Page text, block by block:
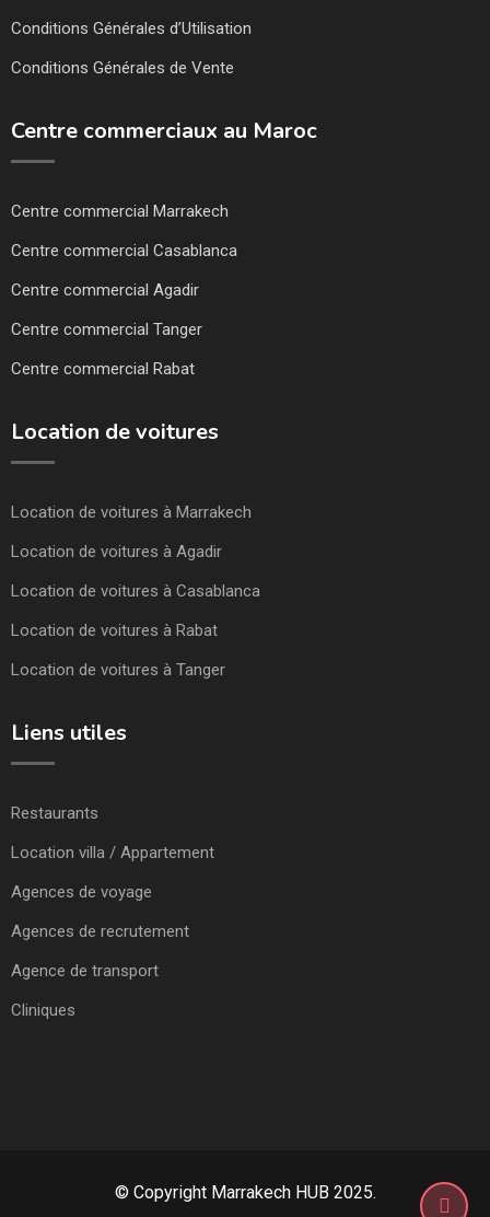
Conditions Générales d’Utilisation
Conditions Générales de Vente
Centre commerciaux au Maroc
Centre commercial Marrakech
Centre commercial Casablanca
Centre commercial Agadir
Centre commercial Tanger
Centre commercial Rabat
Location de voitures
Location de voitures à Marrakech
Location de voitures à Agadir
Location de voitures à Casablanca
Location de voitures à Rabat
Location de voitures à Tanger
Liens utiles
Restaurants
Location villa / Appartement
Agences de voyage
Agences de recrutement
Agence de transport
Cliniques
© Copyright Marrakech HUB 2025.